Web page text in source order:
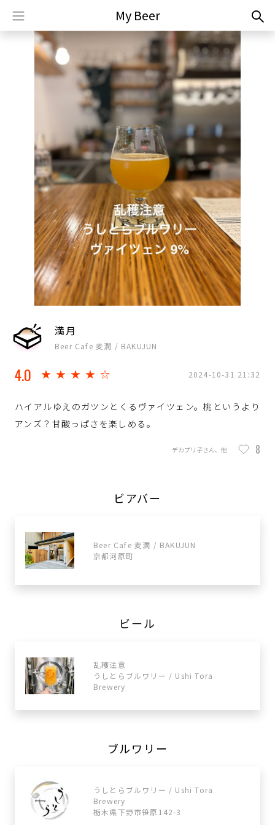
My Beer
満月
Beer Cafe 麦潤 / BAKUJUN
4.0 ★★★★☆ 2024-10-31 21:32
ハイアルゆえのガツンとくるヴァイツェン。桃というより
アンズ？甘酸っぱさを楽しめる。
8
デカプリ子さん、他
ビアバー
Beer Cafe 麦潤 / BAKUJUN
京都河原町
ビール
乱穫注意
うしとらブルワリー / Ushi Tora
Brewery
ブルワリー
うしとらブルワリー / Ushi Tora
Brewery
栃木県下野市笹原142-3